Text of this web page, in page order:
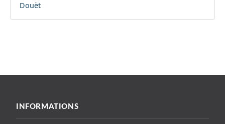
Douët
INFORMATIONS